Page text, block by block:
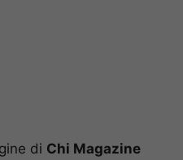
di Chi Magazine